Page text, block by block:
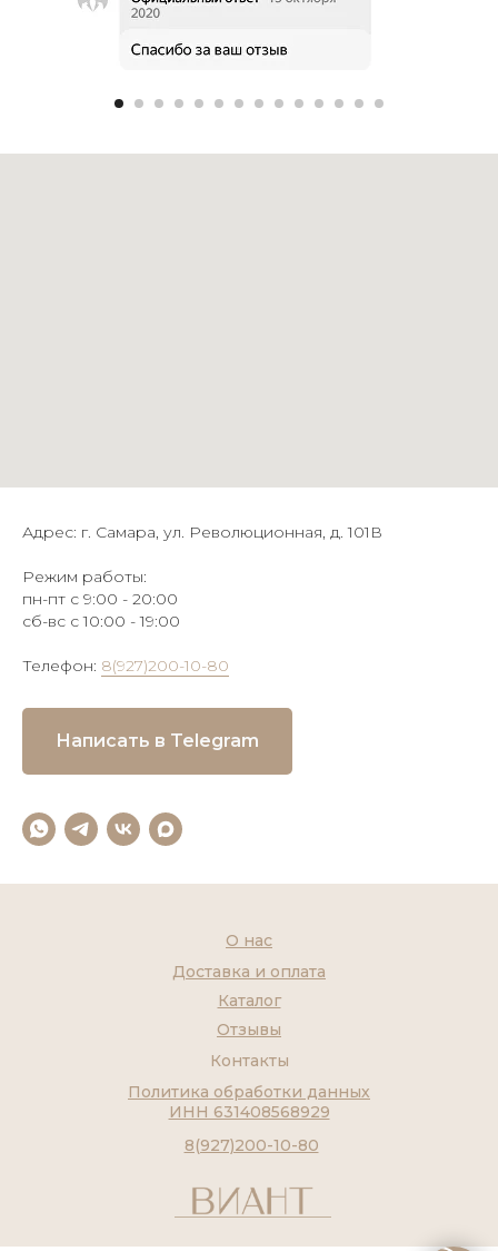
Адрес: г. Самара, ул. Революционная, д. 101В
Режим работы:
пн-пт с 9:00 - 20:00
сб-вс с 10:00 - 19:00
Телефон: 8(927)200-10-80
Написать в Telegram
Контакты
8(927)200-10-80
Каталог
О нас
Доставка и оплата
Отзывы
Политика обработки данных
ИНН 631408568929